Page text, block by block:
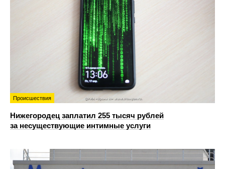
Происшествия
Нижегородец заплатил 255 тысяч рублей
за несуществующие интимные услуги